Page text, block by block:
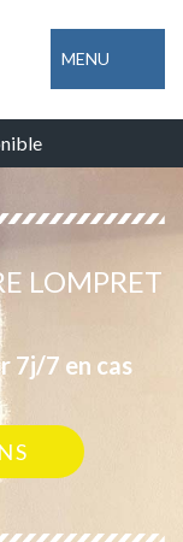
MENU
LOMPRET
7j/7 en cas